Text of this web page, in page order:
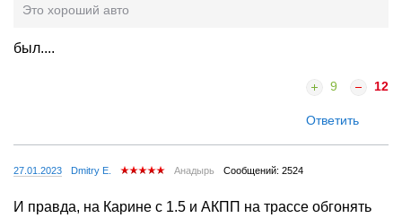
Это хороший авто
был....
9 12
Ответить
27.01.2023 Dmitry E. Анадырь Сообщений: 2524
И правда, на Карине с 1.5 и АКПП на трассе обгонять